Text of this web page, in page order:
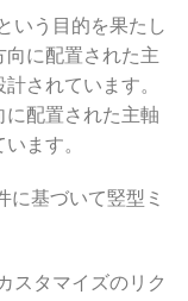
いう目的を果たし
向に配置された主
されています。
配置された主軸
ます。
に基づいて竪型ミ
スタマイズのリク